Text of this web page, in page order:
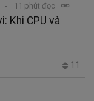
11 phút đọc
Khi CPU và
11